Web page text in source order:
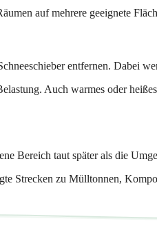
auf mehrere geeignete
entfernen. Dabei
Auch warmes oder
Bereich taut später als die
Strecken zu Mülltonnen,